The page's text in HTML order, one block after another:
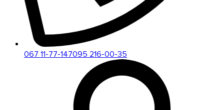
067 11-77-147095 216-00-35